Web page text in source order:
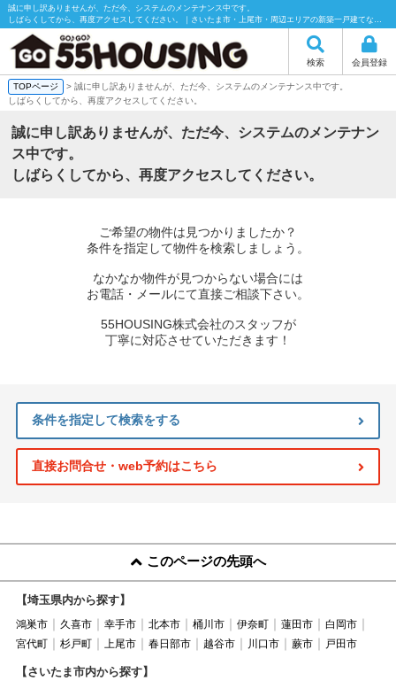
誠に申し訳ありませんが、ただ今、システムのメンテナンス中です。
しばらくしてから、再度アクセスしてください。｜さいたま市・上尾市・周辺エリアの新築一戸建てなら55HOUSING（55ハウジング）にお任せください！
検索 会員登録
TOPページ
> 誠に申し訳ありませんが、ただ今、システムのメンテナンス中です。
しばらくしてから、再度アクセスしてください。
誠に申し訳ありませんが、ただ今、システムのメンテナン
ス中です。
しばらくしてから、再度アクセスしてください。
ご希望の物件は見つかりましたか？
条件を指定して物件を検索しましょう。
なかなか物件が見つからない場合には
お電話・メールにて直接ご相談下さい。
55HOUSING株式会社のスタッフが
丁寧に対応させていただきます！
条件を指定して検索をする
直接お問合せ・web予約はこちら
このページの先頭へ
【埼玉県内から探す】
鴻巣市 久喜市 幸手市 北本市 桶川市 伊奈町 蓮田市
白岡市
宮代町
杉戸町 上尾市 春日部市 越谷市 川口市 蕨市 戸田市
【さいたま市内から探す】